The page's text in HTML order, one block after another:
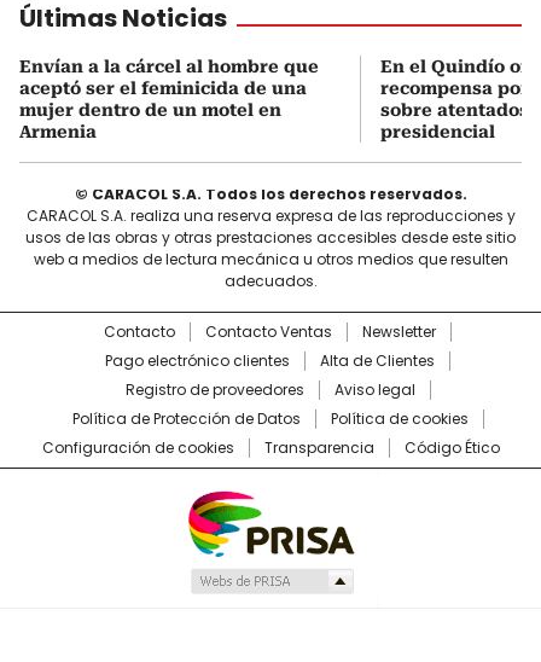
Últimas Noticias
Envían a la cárcel al hombre que
aceptó ser el feminicida de una
mujer dentro de un motel en
Armenia
En el Quindío
recompensa por
sobre atentados
presidencial
© CARACOL S.A. Todos los derechos reservados.
CARACOL S.A. realiza una reserva expresa de las reproducciones y
usos de las obras y otras prestaciones accesibles desde este sitio
web a medios de lectura mecánica u otros medios que resulten
adecuados.
Contacto Contacto Ventas
Newsletter
Pago electrónico clientes
Alta de Clientes
Registro de proveedores
Aviso legal
Política de Protección de Datos
Política de cookies
Configuración de cookies
Transparencia Código Ético